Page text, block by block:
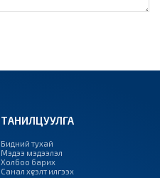
ТАНИЛЦУУЛГА
Бидний тухай
Мэдээ мэдээлэл
Холбоо барих
Санал хүсэлт илгээх